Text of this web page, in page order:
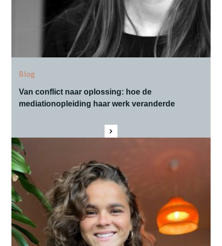
Blog
Van conflict naar oplossing: hoe de
mediationopleiding haar werk veranderde